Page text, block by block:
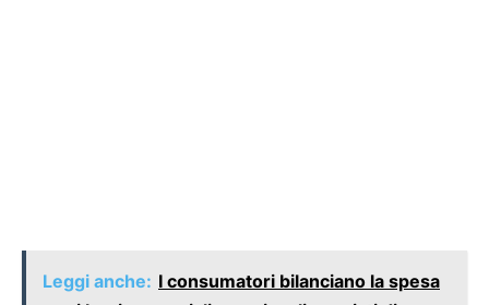
Leggi anche: I consumatori bilanciano la spesa